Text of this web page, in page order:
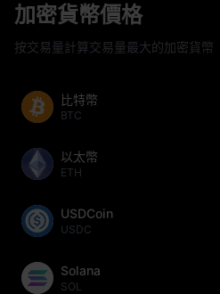
加密貨幣價格
按交易量計算交易量最大的加密貨幣
比特幣
BTC
以太幣
ETH
USDCoin
USDC
Solana
SOL